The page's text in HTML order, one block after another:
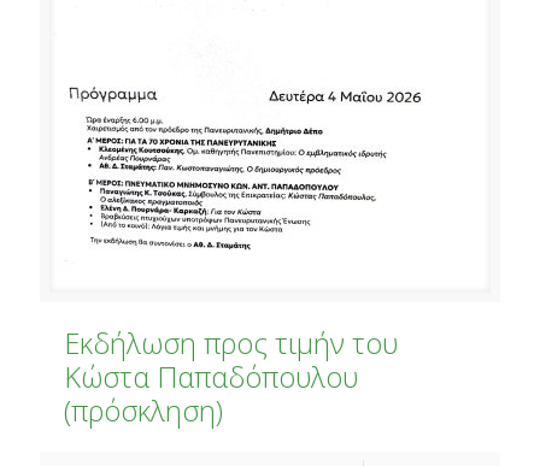
Εκδήλωση προς τιμήν του
Κώστα Παπαδόπουλου
(πρόσκληση)